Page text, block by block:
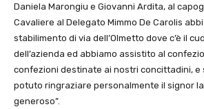
Daniela Marongiu e Giovanni Ardita, al
Cavaliere al Delegato Mimmo De Carolis
stabilimento di via dell’Olmetto dove c’è il
dell’azienda ed abbiamo assistito al
confezioni destinate ai nostri concittadini,
potuto ringraziare personalmente il signor
generoso”.